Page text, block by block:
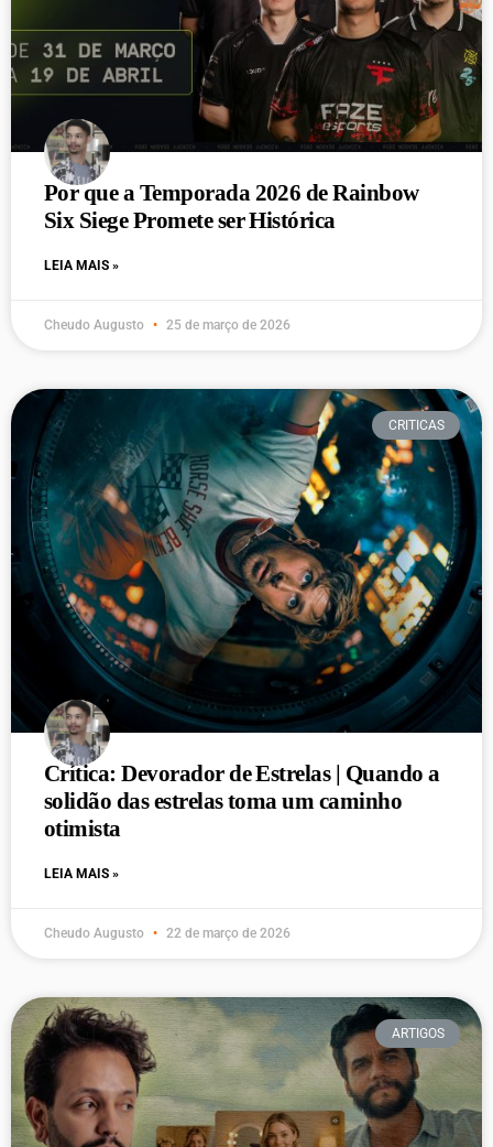
Por que a Temporada 2026 de Rainbow
Six Siege Promete ser Histórica
LEIA MAIS »
Cheudo Augusto 25 de março de 2026
CRITICAS
Crítica: Devorador de Estrelas | Quando a
solidão das estrelas toma um caminho
otimista
LEIA MAIS »
Cheudo Augusto 22 de março de 2026
ARTIGOS